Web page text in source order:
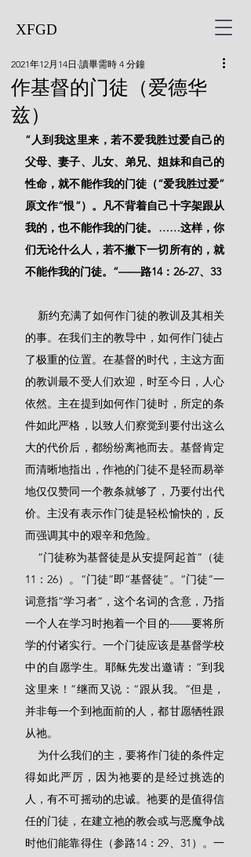
XFGD
作基督的门徒（爱德华
兹）
2021年12月14日 讀畢需時 4 分鐘
“人到我这里来，若不爱我胜过爱自己的
父母、妻子、儿女、弟兄、姐妹和自己的
性命，就不能作我的门徒（“爱我胜过爱”
原文作“恨”）。凡不背着自己十字架跟从
我的，也不能作我的门徒。……这样，你
们无论什么人，若不撇下一切所有的，就
不能作我的门徒。”——路14：26-27、33
的事。在我们主的教导中，如何作门徒占
了极重的位置。在基督的时代，主这方面
的教训最不受人们欢迎，时至今日，人心
依然。主在提到如何作门徒时，所定的条
件如此严格，以致人们察觉到要付出这么
大的代价后，都纷纷离祂而去。基督肯定
而清晰地指出，作祂的门徒不是轻而易举
地仅仅赞同一个教条就够了，乃要付出代
价。主没有表示作门徒是轻松愉快的，反
而强调其中的艰辛和危险。
11：26）。“门徒”即“基督徒”。“门徒”一
词意指“学习者”，这个名词的含意，乃指
一个人在学习时抱着一个目的——要将所
学的付诸实行。一个门徒应该是基督学校
中的自愿学生。耶稣先发出邀请：“到我
这里来！”继而又说：“跟从我。”但是，
并非每一个到祂面前的人，都甘愿牺牲跟
从祂。
得如此严厉，因为祂要的是经过挑选的
人，有不可摇动的忠诚。祂要的是值得信
任的门徒，在建立祂的教会或与恶魔争战
时他们能靠得住（参路14：29、31）。一